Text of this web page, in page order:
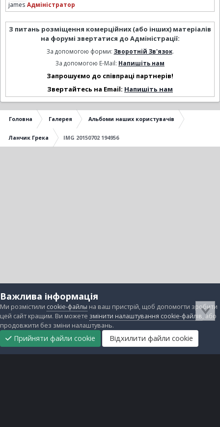
james Адміністратор
З питань розміщення комерційних (або інших) матеріалів
на форумі звертатися до Адміністрації:
За допомогою форми: Зворотній Зв'язок.
За допомогою E-Mail: Напишіть нам
Запрошуємо до співпраці партнерів!
Звертайтесь на Email: Напишіть нам
Головна Галерея Альбоми наших користувачів
Ланчик Грека IMG 20150702 194956
Важлива інформація
Ми розмістили cookie-файлы на ваш пристрій, щоб допомогти зробити
цей сайт кращим. Ви можете змінити налаштування cookie-файлів, або
продовжити без зміни налаштувань.
Прийняти файли cookie Відхилити файли cookie
Головна
Підтримати
нас
Прибрати
рекламу
Завантаження Непрочитані Реєстрація